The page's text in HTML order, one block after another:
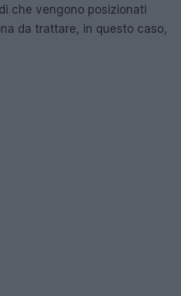
che vengono posizionati
da trattare, in questo caso,